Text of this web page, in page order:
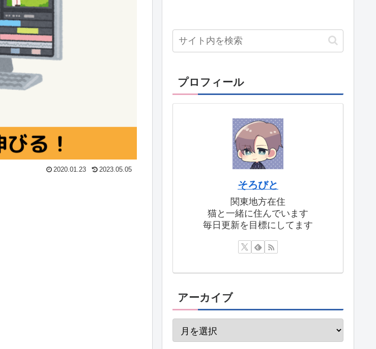
2020.01.23 2023.05.05
プロフィール
そろびと
関東地方在住
猫と一緒に住んでいます
毎日更新を目標にしてます
アーカイブ